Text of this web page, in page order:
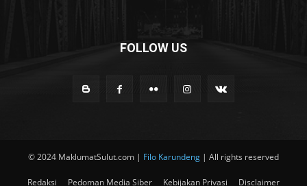
FOLLOW US
© 2024 MaklumatSulut.com | Filo Karundeng | All rights reserved
Redaksi Pedoman Media Siber Kebijakan Privasi Disclaimer